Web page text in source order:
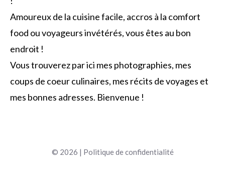
Amoureux de la cuisine facile, accros à la comfort
food ou voyageurs invétérés, vous êtes au bon
endroit !
Vous trouverez par ici mes photographies, mes
coups de coeur culinaires, mes récits de voyages et
mes bonnes adresses. Bienvenue !
© 2026 | Politique de confidentialité